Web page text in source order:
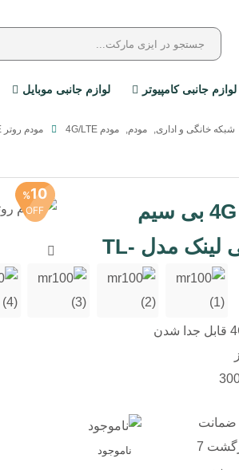
لوازم جانبی کامپیوتر لوازم جانبی موبایل
شبکه خانگی و اداری, مودم, مودم 4G/LTE مودم روتر 4G LTE بی سیم 300MBPS تی پی لینک مدل TL-MR100
مودم روتر 4G LTE بی سیم
300Mbps تی پی لینک مدل TL-
ناموجود
10
%
OFF